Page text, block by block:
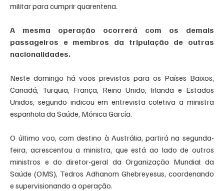
militar para cumprir quarentena.
A mesma operação ocorrerá com os demais
passageiros e membros da tripulação de outras
nacionalidades.
Neste domingo há voos previstos para os Países Baixos,
Canadá, Turquia, França, Reino Unido, Irlanda e Estados
Unidos, segundo indicou em entrevista coletiva a ministra
espanhola da Saúde, Mónica García.
O último voo, com destino à Austrália, partirá na segunda-
feira, acrescentou a ministra, que está ao lado de outros
ministros e do diretor-geral da Organização Mundial da
Saúde (OMS), Tedros Adhanom Ghebreyesus, coordenando
e supervisionando a operação.